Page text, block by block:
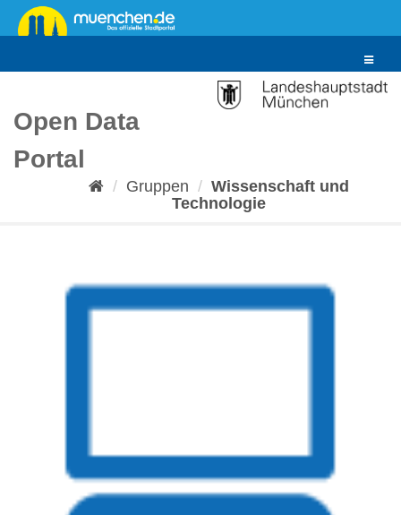
Überspringen
zum
Toggle
Open Data
Portal
Gruppen
Wissenschaft und
Technologie